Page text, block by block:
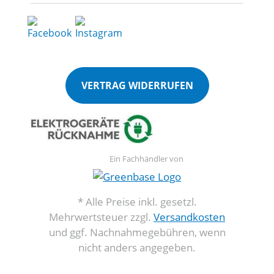
VERTRAG WIDERRUFEN
Ein Fachhändler von
* Alle Preise inkl. gesetzl.
Mehrwertsteuer zzgl. Versandkosten
und ggf. Nachnahmegebühren, wenn
nicht anders angegeben.